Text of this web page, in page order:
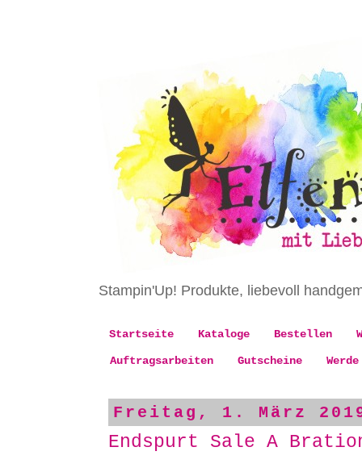
Stampin'Up! Produkte, liebevoll
Startseite Kataloge Bestellen
Auftragsarbeiten Gutscheine
Freitag, 1. März
Endspurt Sale A